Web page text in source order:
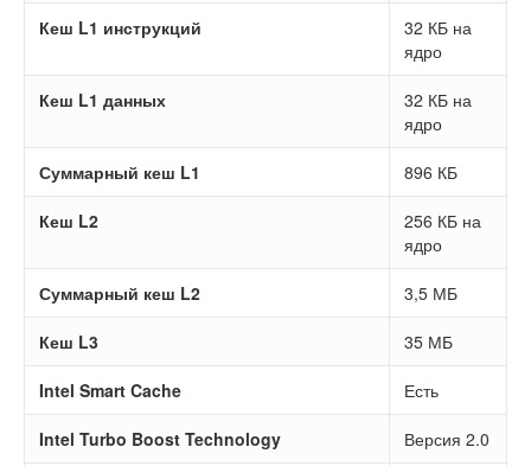
Кеш L1 инструкций
32 КБ на
ядро
Кеш L1 данных
32 КБ на
ядро
Суммарный кеш L1 896 КБ
Кеш L2
256 КБ на
ядро
Суммарный кеш L2 3,5 МБ
Кеш L3 35 МБ
Intel Smart Cache Есть
Intel Turbo Boost Technology Версия 2.0